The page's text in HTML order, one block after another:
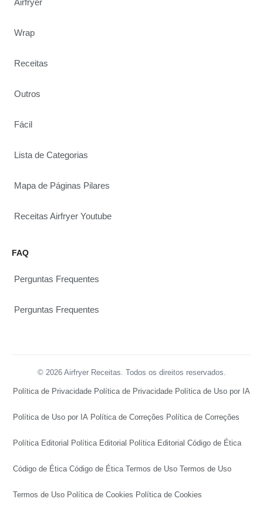
Airfryer
Wrap
Receitas
Outros
Fácil
Lista de Categorias
Mapa de Páginas Pilares
Receitas Airfryer Youtube
FAQ
Perguntas Frequentes
Perguntas Frequentes
© 2026 Airfryer Receitas. Todos os direitos reservados.
Política de Privacidade Política de Privacidade Política de Uso por IA
Política de Uso por IA Política de Correções Política de Correções
Política Editorial Política Editorial Política Editorial Código de Ética
Código de Ética Código de Ética Termos de Uso Termos de Uso
Termos de Uso Política de Cookies Política de Cookies